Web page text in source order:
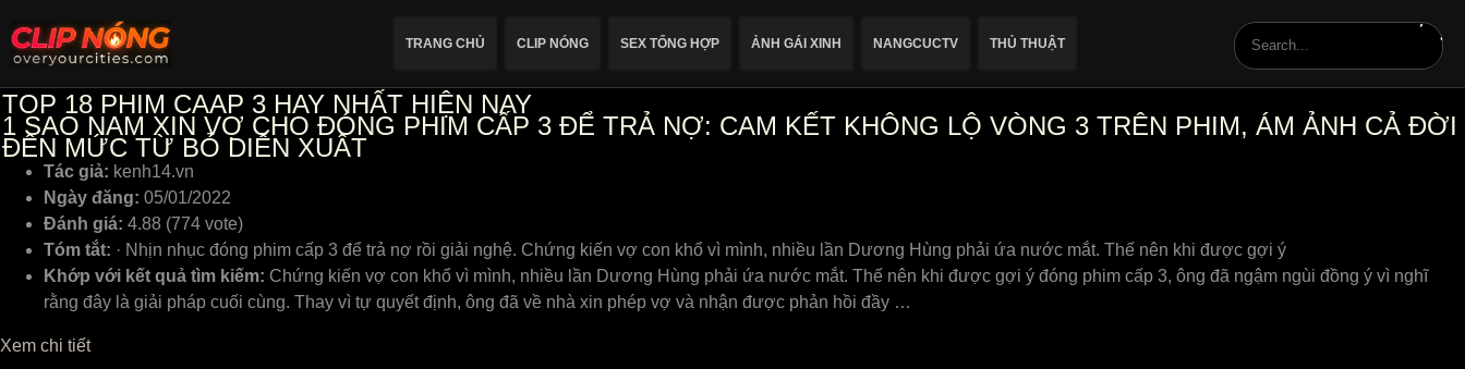
TRANG CHỦ CLIP NÓNG SEX TỔNG HỢP ẢNH GÁI XINH NANGCUCTV THỦ THUẬT
TOP 18 PHIM CAAP 3 HAY NHẤT HIỆN NAY
1 SAO NAM XIN VỢ CHO ĐÓNG PHIM CẤP 3 ĐỂ TRẢ NỢ: CAM KẾT KHÔNG LỘ VÒNG 3 TRÊN PHIM, ÁM ẢNH CẢ ĐỜI
ĐẾN MỨC TỪ BỎ DIỄN XUẤT
Tác giả: kenh14.vn
Ngày đăng: 05/01/2022
Đánh giá: 4.88 (774 vote)
Tóm tắt: · Nhịn nhục đóng phim cấp 3 để trả nợ rồi giải nghệ. Chứng kiến vợ con khổ vì mình, nhiều lần Dương Hùng phải ứa nước mắt. Thế nên khi được gợi ý
Khớp với kết quả tìm kiếm: Chứng kiến vợ con khổ vì mình, nhiều lần Dương Hùng phải ứa nước mắt. Thế nên khi được gợi ý đóng phim cấp 3, ông đã ngậm ngùi đồng ý vì nghĩ
rằng đây là giải pháp cuối cùng. Thay vì tự quyết định, ông đã về nhà xin phép vợ và nhận được phản hồi đầy …
Xem chi tiết